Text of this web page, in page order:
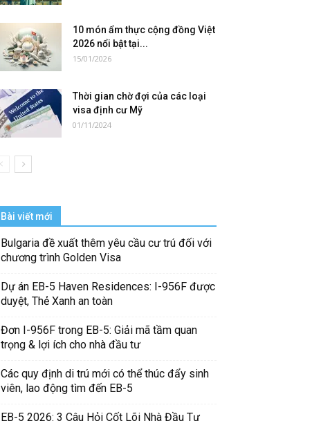
10 món ẩm thực cộng đồng Việt
2026 nổi bật tại...
15/01/2026
Thời gian chờ đợi của các loại
visa định cư Mỹ
01/11/2024
Bài viết mới
Bulgaria đề xuất thêm yêu cầu cư trú đối với
chương trình Golden Visa
Dự án EB-5 Haven Residences: I-956F được
duyệt, Thẻ Xanh an toàn
Đơn I-956F trong EB-5: Giải mã tầm quan
trọng & lợi ích cho nhà đầu tư
Các quy định di trú mới có thể thúc đẩy sinh
viên, lao động tìm đến EB-5
EB-5 2026: 3 Câu Hỏi Cốt Lõi Nhà Đầu Tư